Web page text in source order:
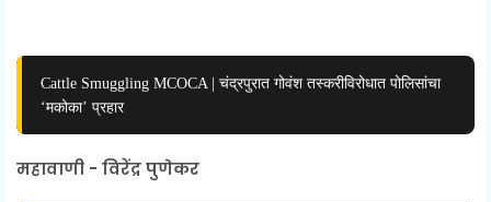
Cattle Smuggling MCOCA | चंद्रपुरात गोवंश तस्करीविरोधात पोलिसांचा
‘मकोका’ प्रहार
महावाणी - विरेंद्र पुणेकर